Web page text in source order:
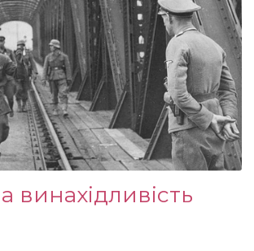
винахідливість